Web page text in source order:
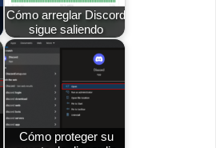
Cómo arreglar Discord
sigue saliendo
Cómo proteger su